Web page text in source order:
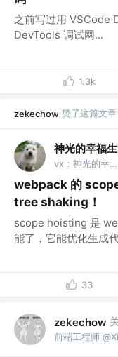
之前写过用 VSCode
DevTools 调试网...
1.3k
zekechow 赞了这篇文章
神光的幸福
vx：神光的幸福生活
webpack 的
tree shaking！
scope hoisting 是
能了，它能优化生成
33
zekechow
前端工程师